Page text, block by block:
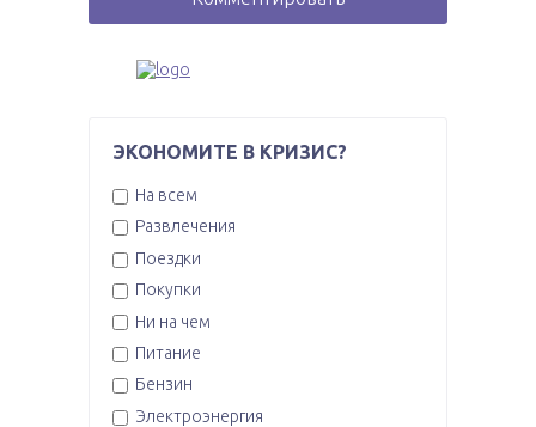
ЭКОНОМИТЕ В КРИЗИС?
На всем
Развлечения
Поездки
Покупки
Ни на чем
Питание
Бензин
Электроэнергия